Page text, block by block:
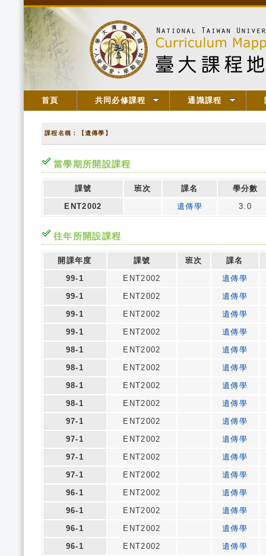
首頁 共同必修課程 通識課程
課程名稱：【遺傳學】
當學期所開設課程
課號 班次 課名
學分數
ENT2002
遺傳學 3.0
往年所開設課程
開課年度 課號 班次
課名
99-1
ENT2002
遺傳學
99-1
ENT2002
遺傳學
99-1
ENT2002
遺傳學
99-1
ENT2002
遺傳學
98-1
ENT2002
遺傳學
98-1
ENT2002
遺傳學
98-1
ENT2002
遺傳學
98-1
ENT2002
遺傳學
97-1
ENT2002
遺傳學
97-1
ENT2002
遺傳學
97-1
ENT2002
遺傳學
97-1
ENT2002
遺傳學
96-1
ENT2002
遺傳學
96-1
ENT2002
遺傳學
96-1
ENT2002
遺傳學
96-1
ENT2002
遺傳學